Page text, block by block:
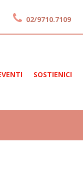
02/9710.7109
SOSTIENICI